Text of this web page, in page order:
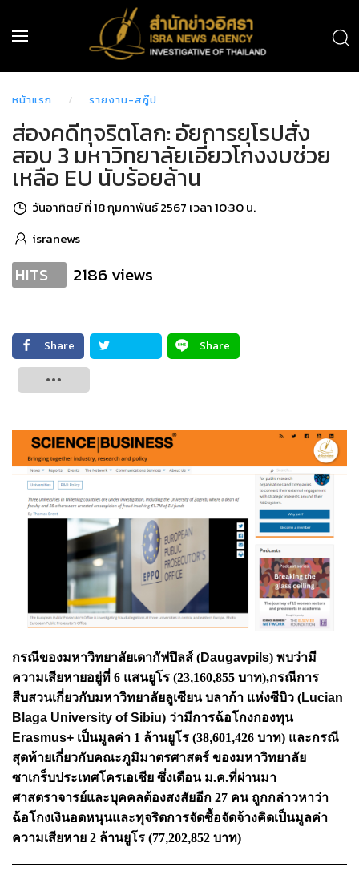
หน้าแรก รายงาน-สกู๊ป
ส่องคดีทุจริตโลก: อัยการยุโรปสั่ง
สอบ 3 มหาวิทยาลัยเอี่ยวโกงงบช่วย
เหลือ EU นับร้อยล้าน
วันอาทิตย์ ที่ 18 กุมภาพันธ์ 2567 เวลา 10:30 น.
isranews
HITS 2186 views
Share
Share
กรณีของมหาวิทยาลัยเดากัฟปิลส์ (Daugavpils) พบว่ามี
ความเสียหายอยู่ที่ 6 แสนยูโร (23,160,855 บาท),กรณีการ
สืบสวนเกี่ยวกับมหาวิทยาลัยลูเซียน บลาก้า แห่งซีบิว (Lucian
Blaga University of Sibiu) ว่ามีการฉ้อโกงกองทุน
Erasmus+ เป็นมูลค่า 1 ล้านยูโร (38,601,426 บาท) และกรณี
สุดท้ายเกี่ยวกับคณะภูมิมาตรศาสตร์ ของมหาวิทยาลัย
ซาเกร็บประเทศโครเอเชีย ซึ่งเดือน ม.ค.ที่ผ่านมา
ศาสตราจารย์และบุคคลต้องสงสัยอีก 27 คน ถูกกล่าวหาว่า
ฉ้อโกงเงินอดหนุนและทุจริตการจัดซื้อจัดจ้างคิดเป็นมูลค่า
ความเสียหาย 2 ล้านยูโร (77,202,852 บาท)